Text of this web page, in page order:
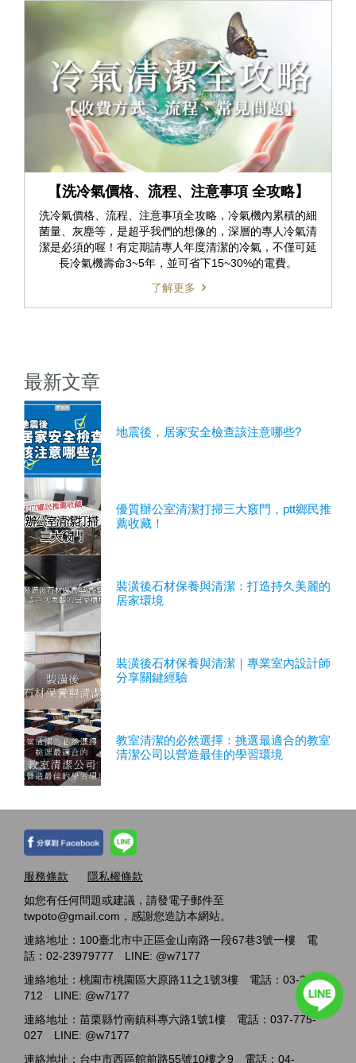
【洗冷氣價格、流程、注意事項 全攻略】
洗冷氣價格、流程、注意事項全攻略，冷氣機內累積的細
菌量、灰塵等，是超乎我們的想像的，深層的專人冷氣清
潔是必須的喔！有定期請專人年度清潔的冷氣，不僅可延
長冷氣機壽命3~5年，並可省下15~30%的電費。
了解更多
最新文章
地震後，居家安全檢查該注意哪些?
優質辦公室清潔打掃三大竅門，ptt鄉民推
薦收藏！
裝潢後石材保養與清潔：打造持久美麗的
居家環境
裝潢後石材保養與清潔｜專業室內設計師
分享關鍵經驗
教室清潔的必然選擇：挑選最適合的教室
清潔公司以營造最佳的學習環境
服務條款
隱私權條款
如您有任何問題或建議，請發電子郵件至
twpoto@gmail.com，感謝您造訪本網站。
連絡地址：100臺北市中正區金山南路一段67巷3號一樓 電
話：02-23979777 LINE: @w7177
連絡地址：桃園市桃園區大原路11之1號3樓 電話：03-2717-
712 LINE: @w7177
連絡地址：苗栗縣竹南鎮科專六路1號1樓 電話：037-775-
027 LINE: @w7177
連絡地址：台中市西區館前路55號10樓之9 電話：04-